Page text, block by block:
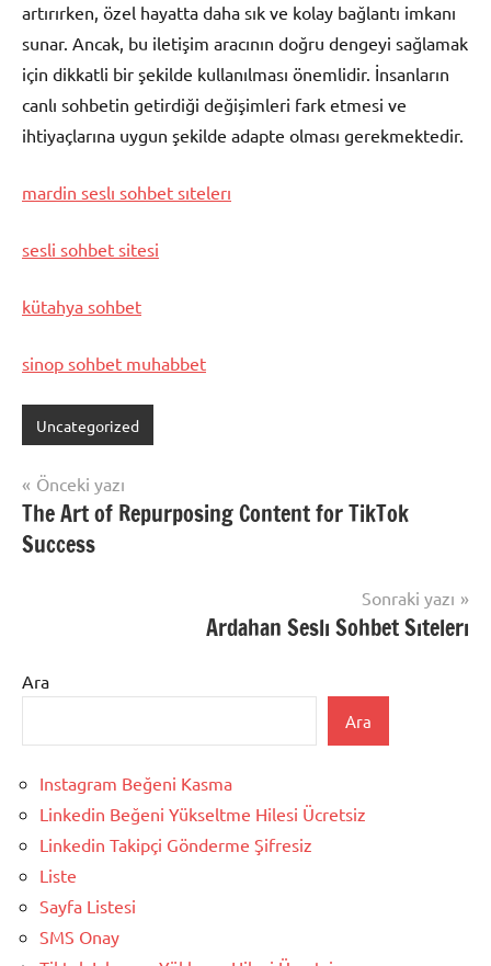
artırırken, özel hayatta daha sık ve kolay bağlantı imkanı
sunar. Ancak, bu iletişim aracının doğru dengeyi sağlamak
için dikkatli bir şekilde kullanılması önemlidir. İnsanların
canlı sohbetin getirdiği değişimleri fark etmesi ve
ihtiyaçlarına uygun şekilde adapte olması gerekmektedir.
mardin seslı sohbet sıtelerı
sesli sohbet sitesi
kütahya sohbet
sinop sohbet muhabbet
Uncategorized
Yazı
gezinmesi
Önceki yazı
The Art of Repurposing Content for TikTok
Success
Sonraki yazı
Ardahan Seslı Sohbet Sıtelerı
Ara
Ara
Instagram Beğeni Kasma
Linkedin Beğeni Yükseltme Hilesi Ücretsiz
Linkedin Takipçi Gönderme Şifresiz
Liste
Sayfa Listesi
SMS Onay